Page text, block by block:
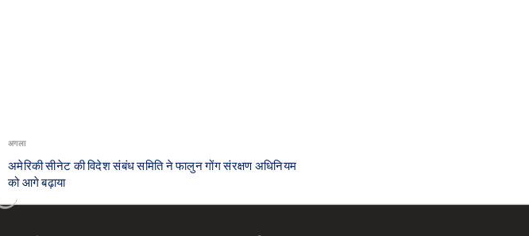
अगला
अमेरिकी सीनेट की विदेश संबंध समिति ने फालुन गोंग संरक्षण अधिनियम
को आगे बढ़ाया